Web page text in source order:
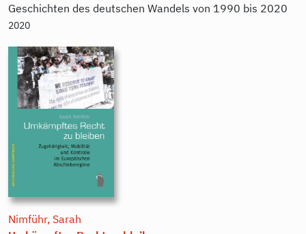
Geschichten des deutschen Wandels von 1990 bis 2020
2020
Nimführ, Sarah